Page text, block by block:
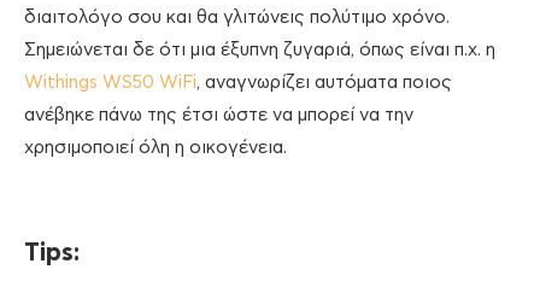
διαιτολόγο σου και θα γλιτώνεις πολύτιμο χρόνο.
Σημειώνεται δε ότι μια έξυπνη ζυγαριά, όπως είναι π.χ. η
Withings WS50 WiFi, αναγνωρίζει αυτόματα ποιος
ανέβηκε πάνω της έτσι ώστε να μπορεί να την
χρησιμοποιεί όλη η οικογένεια.
Tips: